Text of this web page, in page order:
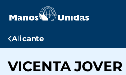
contenido
Ruta
navegación
Alicante
VICENTA